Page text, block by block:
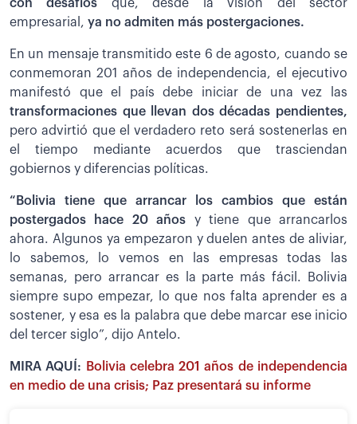
con desafíos que, desde la visión del sector
empresarial, ya no admiten más postergaciones.
En un mensaje transmitido este 6 de agosto, cuando se
conmemoran 201 años de independencia, el ejecutivo
manifestó que el país debe iniciar de una vez las
transformaciones que llevan dos décadas pendientes,
pero advirtió que el verdadero reto será sostenerlas en
el tiempo mediante acuerdos que trasciendan
gobiernos y diferencias políticas.
“Bolivia tiene que arrancar los cambios que están
postergados hace 20 años y tiene que arrancarlos
ahora. Algunos ya empezaron y duelen antes de aliviar,
lo sabemos, lo vemos en las empresas todas las
semanas, pero arrancar es la parte más fácil. Bolivia
siempre supo empezar, lo que nos falta aprender es a
sostener, y esa es la palabra que debe marcar ese inicio
del tercer siglo”, dijo Antelo.
MIRA AQUÍ:
Bolivia celebra 201 años de independencia
en medio de una crisis; Paz presentará su informe